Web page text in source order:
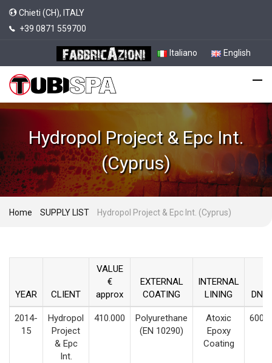
Chieti (CH), ITALY
+39 0871 559700
Italiano English
Hydropol Project & Epc Int.
(Cyprus)
Home SUPPLY LIST Hydropol Project & Epc Int. (Cyprus)
YEAR CLIENT
VALUE
€
approx
EXTERNAL
COATING
INTERNAL
LINING
DN
2014-
15
Hydropol
Project
& Epc
Int.
410.000
Polyurethane
(EN 10290)
Atoxic
Epoxy
Coating
600